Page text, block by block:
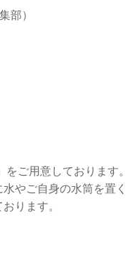
部）
ご用意しております。
やご自身の水筒を置く
ります。